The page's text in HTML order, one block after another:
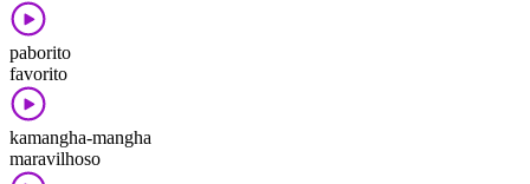
paborito
favorito
kamangha-mangha
maravilhoso